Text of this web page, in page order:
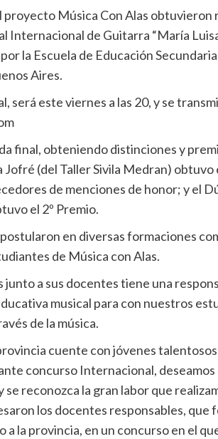
proyecto Música Con Alas
Internacional de Guitarra “María
la Escuela de Educación
Aires.
será este viernes a las 20, y se
final, obteniendo distinciones y
Jofré (del Taller Sivila Medran)
de menciones de honor; y el
el 2º Premio.
en diversas formaciones
de Música con Alas.
junto a sus docentes tiene una
musical para con nuestros
de la música.
cuente con jóvenes
concurso Internacional,
reconozca la gran labor que
los docentes responsables, que
la provincia, en un concurso en el